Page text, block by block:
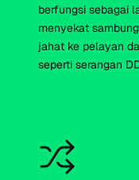
berfungsi sebagai
menyekat
jahat ke pelayan
seperti serangan